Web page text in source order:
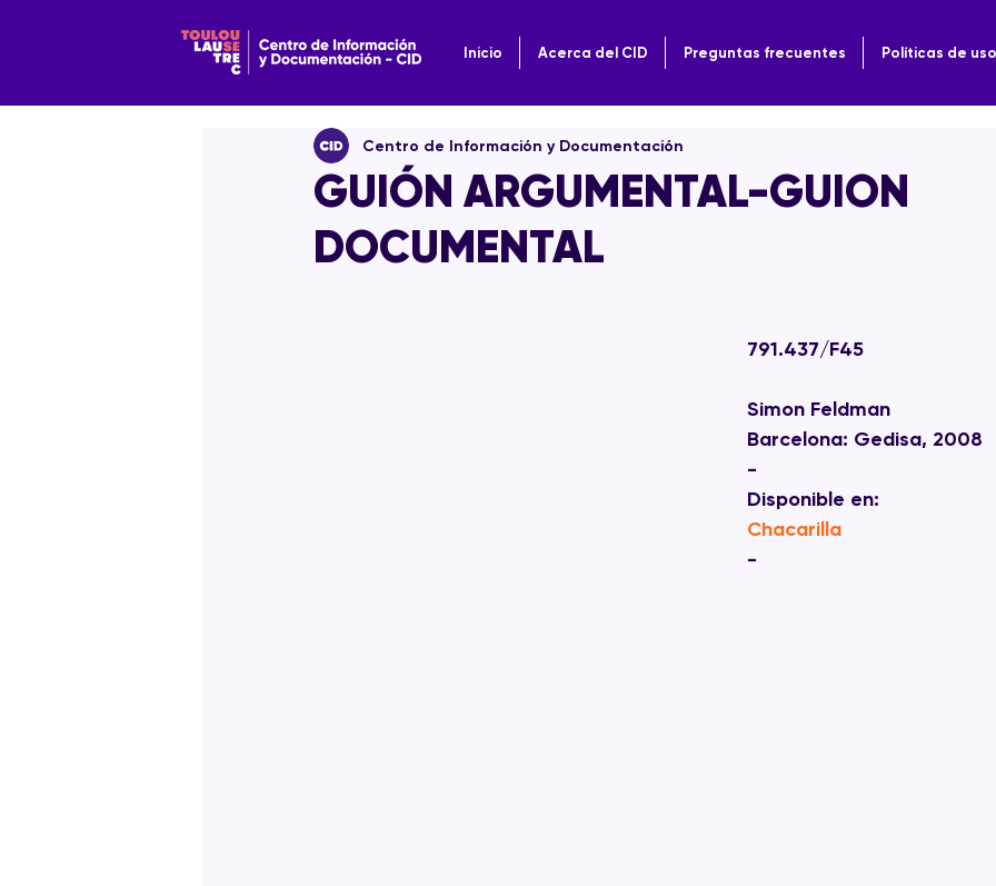
Inicio Acerca del CID Preguntas frecuentes Políticas de uso
GUIÓN ARGUMENTAL-GUION
DOCUMENTAL
Centro de Información y Documentación
791.437/F45
Simon Feldman
Barcelona: Gedisa, 2008
-
Disponible en:
Chacarilla
-